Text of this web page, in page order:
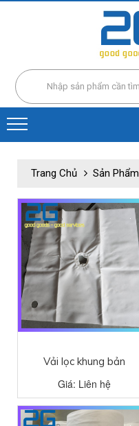
Trang Chủ Sản Phẩm
Vải lọc khung bản
Giá: Liên hệ